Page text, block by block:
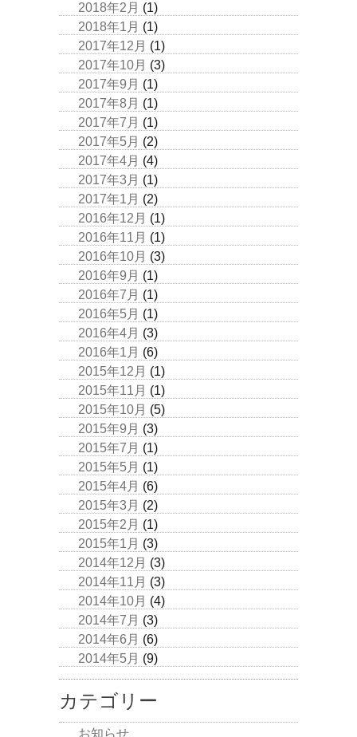
2018年2月 (1)
2018年1月 (1)
2017年12月 (1)
2017年10月 (3)
2017年9月 (1)
2017年8月 (1)
2017年7月 (1)
2017年5月 (2)
2017年4月 (4)
2017年3月 (1)
2017年1月 (2)
2016年12月 (1)
2016年11月 (1)
2016年10月 (3)
2016年9月 (1)
2016年7月 (1)
2016年5月 (1)
2016年4月 (3)
2016年1月 (6)
2015年12月 (1)
2015年11月 (1)
2015年10月 (5)
2015年9月 (3)
2015年7月 (1)
2015年5月 (1)
2015年4月 (6)
2015年3月 (2)
2015年2月 (1)
2015年1月 (3)
2014年12月 (3)
2014年11月 (3)
2014年10月 (4)
2014年7月 (3)
2014年6月 (6)
2014年5月 (9)
カテゴリー
お知らせ